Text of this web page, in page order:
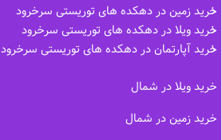
خرید زمین در دهکده های توریستی سرخرود
خرید ویلا در دهکده های توریستی سرخرود
خرید آپارتمان در دهکده های توریستی سرخرود
خرید ویلا در شمال
خرید زمین در شمال